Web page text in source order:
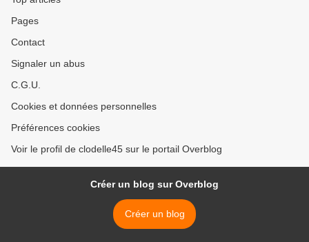
Pages
Contact
Signaler un abus
C.G.U.
Cookies et données personnelles
Préférences cookies
Voir le profil de clodelle45 sur le portail Overblog
Créer un blog sur Overblog
Créer un blog